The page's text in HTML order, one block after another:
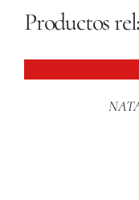
Productos